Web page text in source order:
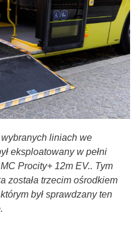
liniach we
eksploatowany w pełni
Procity+ 12m EV.. Tym
została trzecim ośrodkiem
był sprawdzany ten